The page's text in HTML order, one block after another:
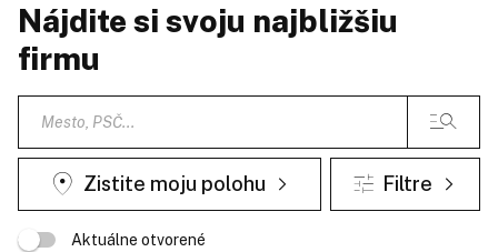
Nájdite si svoju najbližšiu
firmu
Zistite moju polohu Filtre
Aktuálne otvorené